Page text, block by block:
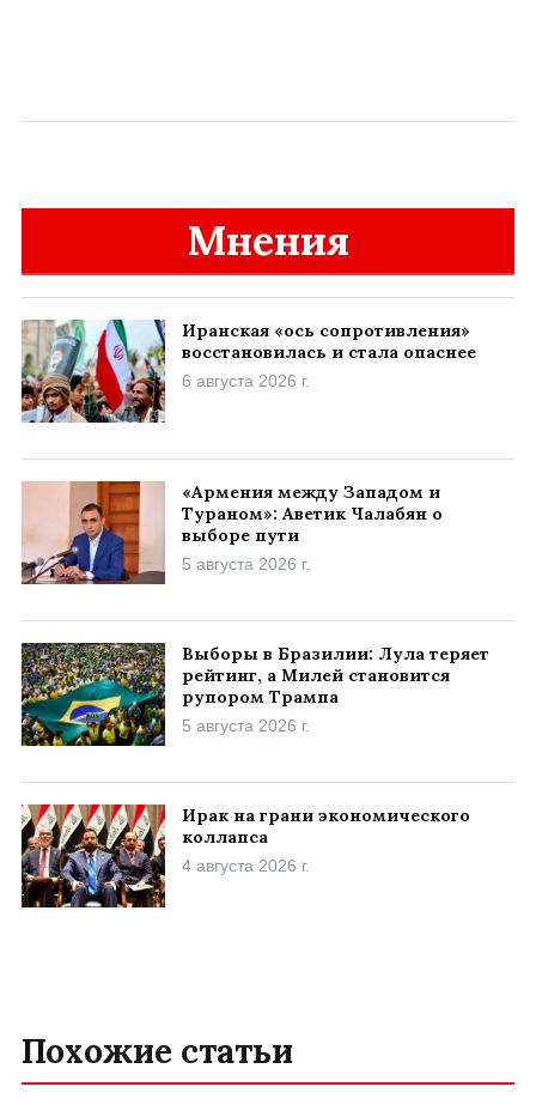
Мнения
Иранская «ось сопротивления»
восстановилась и стала опаснее
6 августа 2026 г.
«Армения между Западом и
Тураном»: Аветик Чалабян о
выборе пути
5 августа 2026 г.
Выборы в Бразилии: Лула теряет
рейтинг, а Милей становится
рупором Трампа
5 августа 2026 г.
Ирак на грани экономического
коллапса
4 августа 2026 г.
Похожие статьи